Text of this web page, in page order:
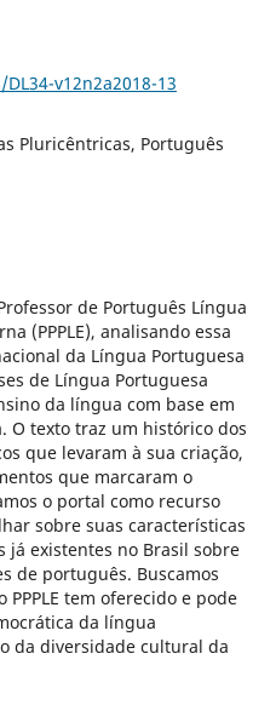
v12n2a2018-13
Pluricêntricas, Português
de Português Língua
(PPPLE), analisando essa
da Língua Portuguesa
de Língua Portuguesa
da língua com base em
O texto traz um histórico dos
que levaram à sua criação,
que marcaram o
o portal como recurso
sobre suas características
já existentes no Brasil sobre
de português. Buscamos
tem oferecido e pode
da língua
da diversidade cultural da